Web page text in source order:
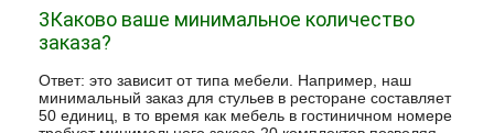
3Каково ваше минимальное количество
заказа?
Ответ: это зависит от типа мебели. Например, наш
минимальный заказ для стульев в ресторане составляет
50 единиц, в то время как мебель в гостиничном номере